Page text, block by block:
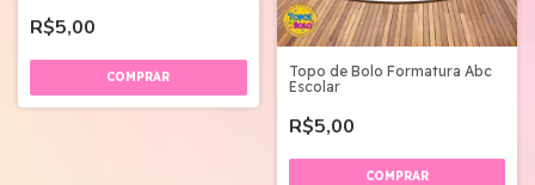
R$5,00
Topo de Bolo Formatura Abc
Escolar
R$5,00